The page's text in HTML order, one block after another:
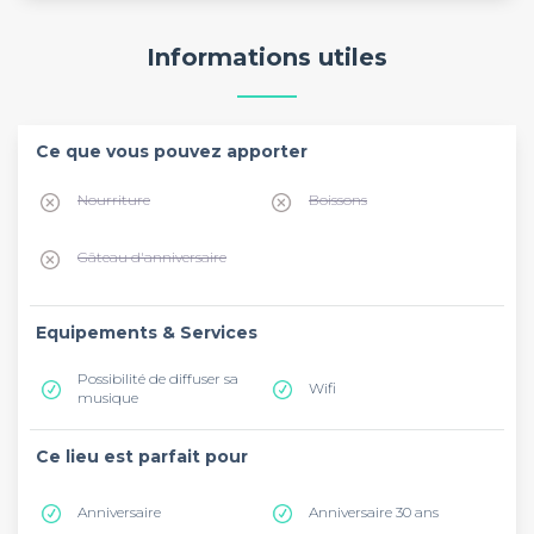
Informations utiles
Ce que vous pouvez apporter
Nourriture Boissons
Gâteau d'anniversaire
Equipements & Services
Possibilité de diffuser sa
musique
Wifi
Ce lieu est parfait pour
Anniversaire Anniversaire 30 ans